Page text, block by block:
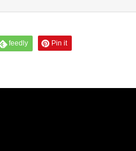
feedly Pin it